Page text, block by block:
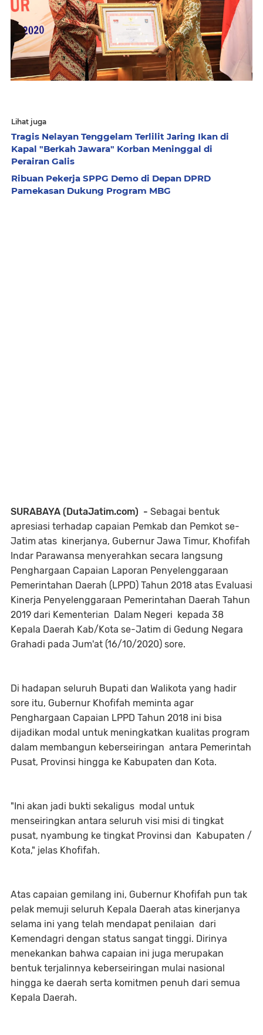
Lihat juga
Tragis Nelayan Tenggelam Terlilit Jaring Ikan di
Kapal "Berkah Jawara" Korban Meninggal di
Perairan Galis
Ribuan Pekerja SPPG Demo di Depan DPRD
Pamekasan Dukung Program MBG
SURABAYA (DutaJatim.com) - Sebagai bentuk
apresiasi terhadap capaian Pemkab dan Pemkot se-
Jatim atas kinerjanya, Gubernur Jawa Timur, Khofifah
Indar Parawansa menyerahkan secara langsung
Penghargaan Capaian Laporan Penyelenggaraan
Pemerintahan Daerah (LPPD) Tahun 2018 atas Evaluasi
Kinerja Penyelenggaraan Pemerintahan Daerah Tahun
2019 dari Kementerian Dalam Negeri kepada 38
Kepala Daerah Kab/Kota se-Jatim di Gedung Negara
Grahadi pada Jum'at (16/10/2020) sore.
Di hadapan seluruh Bupati dan Walikota yang hadir
sore itu, Gubernur Khofifah meminta agar
Penghargaan Capaian LPPD Tahun 2018 ini bisa
dijadikan modal untuk meningkatkan kualitas program
dalam membangun keberseiringan antara Pemerintah
Pusat, Provinsi hingga ke Kabupaten dan Kota.
"Ini akan jadi bukti sekaligus modal untuk
menseiringkan antara seluruh visi misi di tingkat
pusat, nyambung ke tingkat Provinsi dan Kabupaten /
Kota," jelas Khofifah.
Atas capaian gemilang ini, Gubernur Khofifah pun tak
pelak memuji seluruh Kepala Daerah atas kinerjanya
selama ini yang telah mendapat penilaian dari
Kemendagri dengan status sangat tinggi. Dirinya
menekankan bahwa capaian ini juga merupakan
bentuk terjalinnya keberseiringan mulai nasional
hingga ke daerah serta komitmen penuh dari semua
Kepala Daerah.